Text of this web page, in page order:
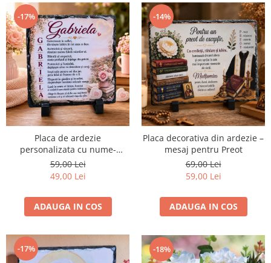
-17%
Placa de ardezie
personalizata cu nume-
Gabriela
59,00 Lei
49,00 Lei
ADAUGA IN COS
-14%
Placa decorativa din ardezie –
mesaj pentru Preot
69,00 Lei
59,00 Lei
ADAUGA IN COS
-17% -18%